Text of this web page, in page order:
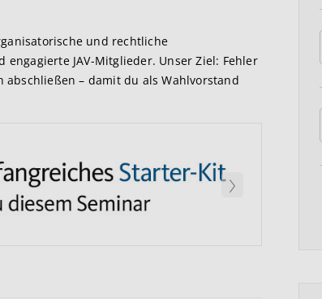
und rechtliche
JAV-Mitglieder. Unser Ziel: Fehler
– damit du als Wahlvorstand